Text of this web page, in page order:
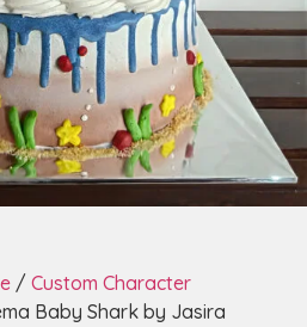
/ Custom Character
Baby Shark by Jasira